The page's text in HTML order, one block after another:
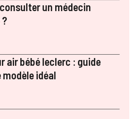
un médecin
air bébé leclerc : guide
idéal